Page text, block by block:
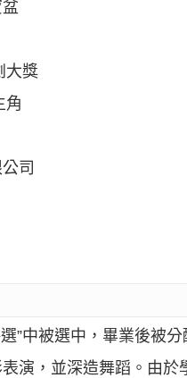
大獎
角
司
”中被選中，畢業後被
演，並深造舞蹈。由